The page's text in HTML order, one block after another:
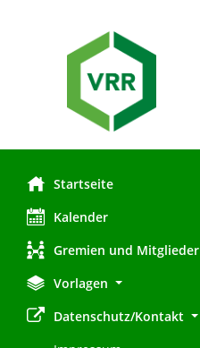
Startseite
Kalender
Gremien und Mitglieder
Vorlagen
Datenschutz/Kontakt